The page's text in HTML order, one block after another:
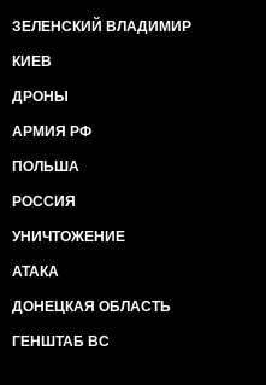
ЗЕЛЕНСКИЙ ВЛАДИМИР
КИЕВ
ДРОНЫ
АРМИЯ РФ
ПОЛЬША
РОССИЯ
УНИЧТОЖЕНИЕ
АТАКА
ДОНЕЦКАЯ ОБЛАСТЬ
ГЕНШТАБ ВС